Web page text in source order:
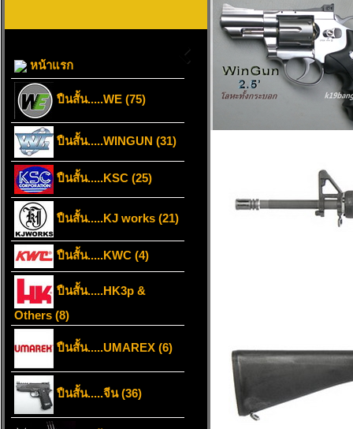
หน้าแรก
ปืนสั้น.....WE (75)
ปืนสั้น.....WINGUN (31)
ปืนสั้น.....KSC (25)
ปืนสั้น.....KJ works (21)
ปืนสั้น.....KWC (4)
ปืนสั้น.....HK3p &
Others (8)
ปืนสั้น.....UMAREX (6)
ปืนสั้น.....จีน (36)